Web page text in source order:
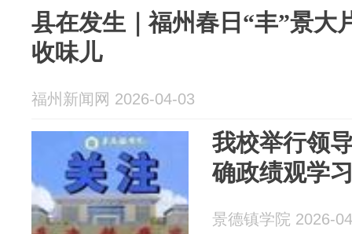
县在发生｜福州春日“丰”景大
收味儿
福州新闻网 2026-04-03
我校举行领
确政绩观学
景德镇学院 2026-